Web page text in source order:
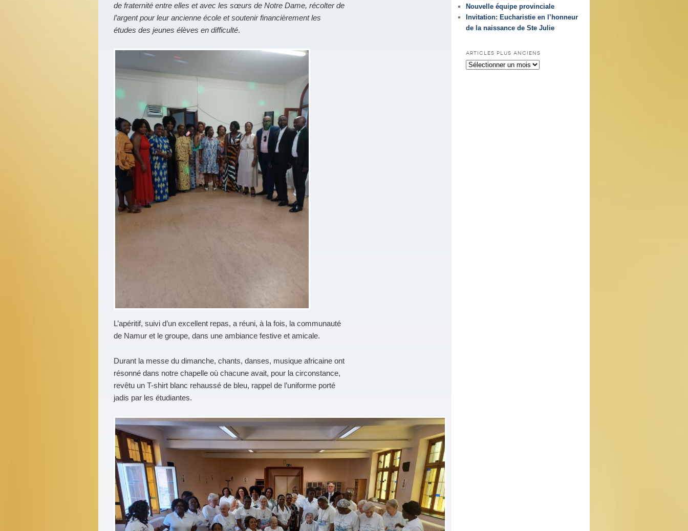
de fraternité entre elles et avec les sœurs de Notre Dame, récolter de
l’argent pour leur ancienne école et soutenir financièrement les
études des jeunes élèves en difficulté.
L’apéritif, suivi d’un excellent repas, a réuni, à la fois, la communauté
de Namur et le groupe, dans une ambiance festive et amicale.
Durant la messe du dimanche, chants, danses, musique africaine ont
résonné dans notre chapelle où chacune avait, pour la circonstance,
revêtu un T-shirt blanc rehaussé de bleu, rappel de l’uniforme porté
jadis par les étudiantes.
Nouvelle équipe provinciale
Invitation: Eucharistie en l’honneur
de la naissance de Ste Julie
ARTICLES PLUS ANCIENS
Articles